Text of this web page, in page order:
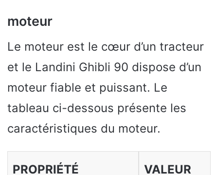
moteur
Le moteur est le cœur d’un tracteur
et le Landini Ghibli 90 dispose d’un
moteur fiable et puissant. Le
tableau ci-dessous présente les
caractéristiques du moteur.
PROPRIÉTÉ VALEUR